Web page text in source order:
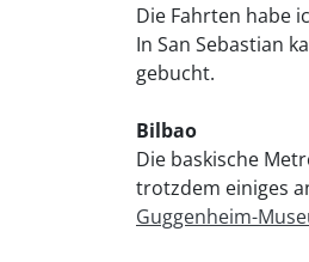
Die Fahrten habe
In San Sebastian
gebucht.
Bilbao
Die baskische
trotzdem einiges
Guggenheim-